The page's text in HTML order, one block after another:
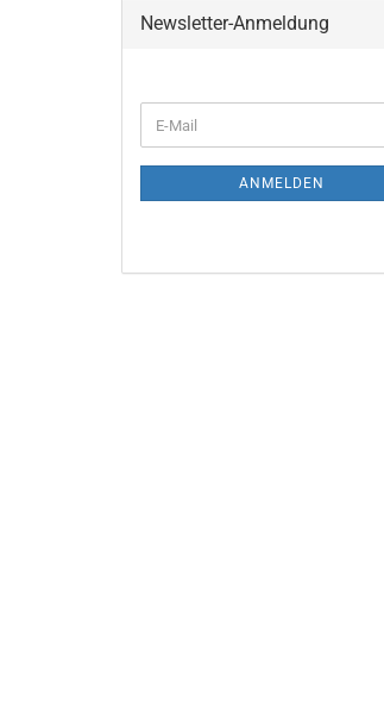
Newsletter-Anmeldung
ANMELDEN